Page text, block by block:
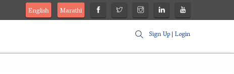
English
Marathi
Sign Up|Login